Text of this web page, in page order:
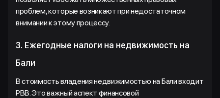
проблем, которые возникают при недостаточном
внимании к этому процессу.
3. Ежегодные налоги на недвижимость на
Бали
В стоимость владения недвижимостью на Бали входит
PBB. Это важный аспект финансовой